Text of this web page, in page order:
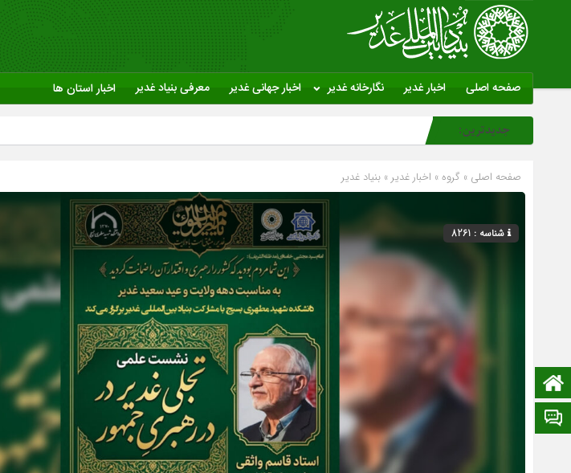
صفحه اصلی اخبار غدیر نگارخانه غدیر اخبار جهانی غدیر معرفی بنیاد غدیر اخبار استان ها
جدیدترین:
صفحه اصلی » گروه » اخبار غدیر » بنیاد غدیر
شناسه : 8261